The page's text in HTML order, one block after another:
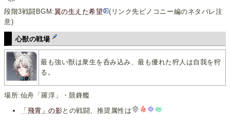
段階3戦闘BGM: 翼の生えた希望
(リンク先ピノコニー編のネタバレ注
意)
心獣の戦場
最も強い獣は衆生を呑み込み、最も優れた狩人は自我を狩
る。
場所:仙舟「羅浮」・競鋒艦
「飛霄」の影との戦闘、推奨属性は